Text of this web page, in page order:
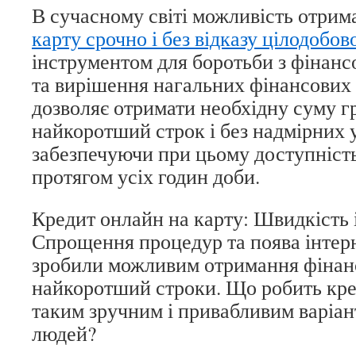
В сучасному світі можливість
карту срочно і без відказу
інструментом для боротьби з
та вирішення нагальних
дозволяє отримати необхідну суму
найкоротший строк і без надмірних
забезпечуючи при цьому
протягом усіх годин доби.
Кредит онлайн на карту: Швидкість
Спрощення процедур та поява
зробили можливим отримання
найкоротший строки. Що робить
таким зручним і привабливим
людей?